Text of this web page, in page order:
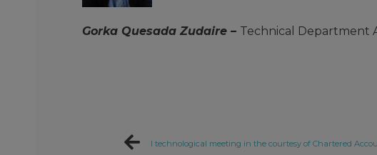
Gorka Quesada Zudaire – Technical Department